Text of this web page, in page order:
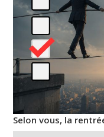
Selon vous, la